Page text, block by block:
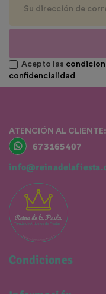
Acepto las
confidencialidad
ATENCIÓN AL CLIENTE:
673165407
Condiciones